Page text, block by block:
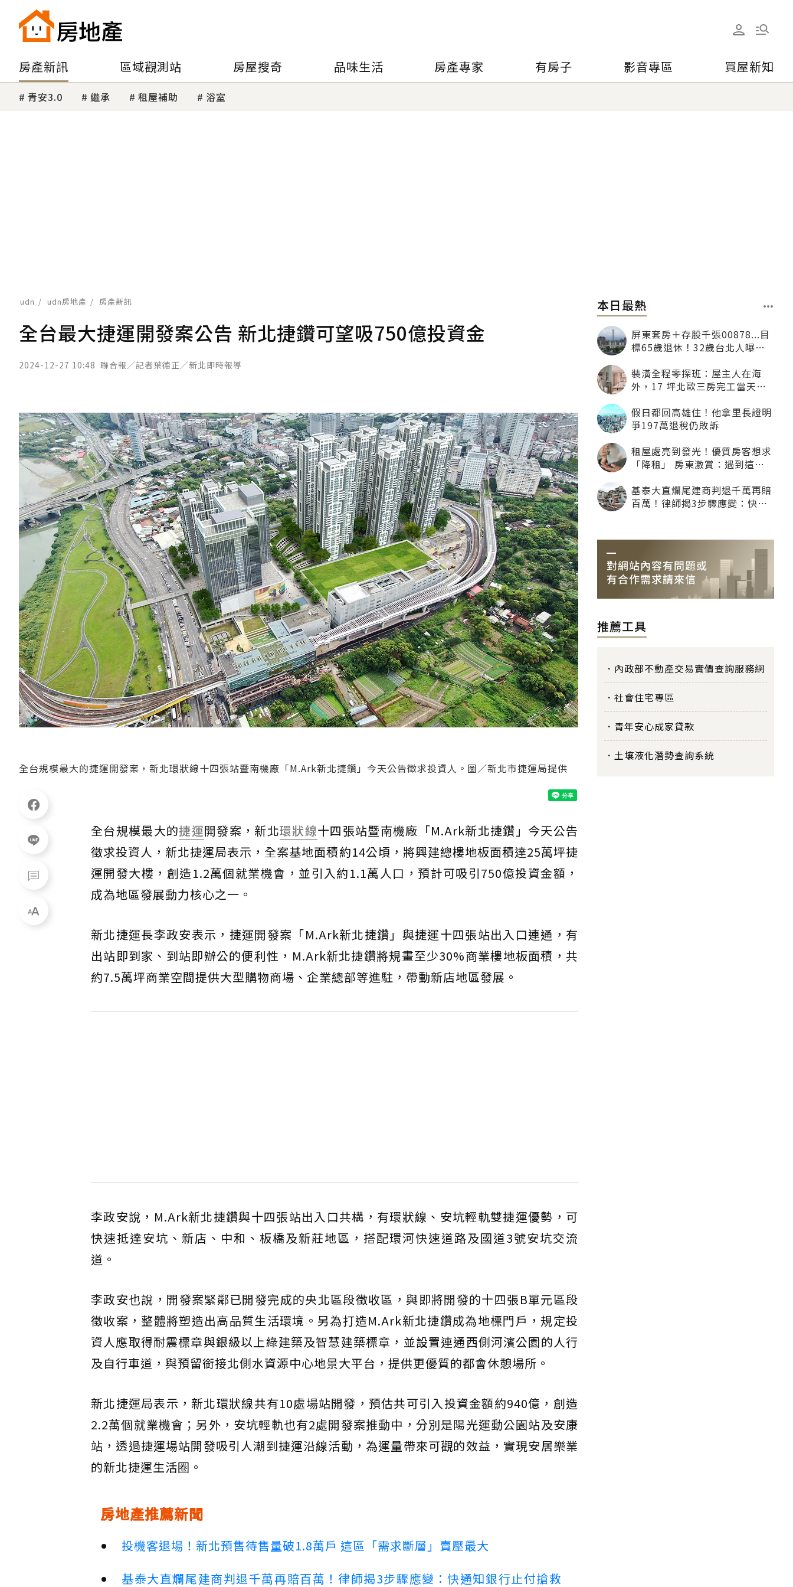
房產新訊 區域觀測站 房屋搜奇 品味生活 房產專家 有房子 影音專區 買屋新知
青安3.0 繼承 租屋補助 浴室
udn udn房地產 房產新訊
全台最大捷運開發案公告 新北捷鑽可望吸750億投資金
2024-12-27 10:48 聯合報／記者葉德正／新北即時報導
全台規模最大的捷運開發案，新北環狀線十四張站暨南機廠「M.Ark新北捷鑽」今天公告徵求投資人。圖／新北市捷運局提供
全台規模最大的捷運開發案，新北環狀線十四張站暨南機廠「M.Ark新北捷鑽」今天公告
徵求投資人，新北捷運局表示，全案基地面積約14公頃，將興建總樓地板面積達25萬坪捷
運開發大樓，創造1.2萬個就業機會，並引入約1.1萬人口，預計可吸引750億投資金額，
成為地區發展動力核心之一。
新北捷運長李政安表示，捷運開發案「M.Ark新北捷鑽」與捷運十四張站出入口連通，有
出站即到家、到站即辦公的便利性，M.Ark新北捷鑽將規畫至少30%商業樓地板面積，共
約7.5萬坪商業空間提供大型購物商場、企業總部等進駐，帶動新店地區發展。
李政安說，M.Ark新北捷鑽與十四張站出入口共構，有環狀線、安坑輕軌雙捷運優勢，可
快速抵達安坑、新店、中和、板橋及新莊地區，搭配環河快速道路及國道3號安坑交流
道。
李政安也說，開發案緊鄰已開發完成的央北區段徵收區，與即將開發的十四張B單元區段
徵收案，整體將塑造出高品質生活環境。另為打造M.Ark新北捷鑽成為地標門戶，規定投
資人應取得耐震標章與銀級以上綠建築及智慧建築標章，並設置連通西側河濱公園的人行
及自行車道，與預留銜接北側水資源中心地景大平台，提供更優質的都會休憩場所。
新北捷運局表示，新北環狀線共有10處場站開發，預估共可引入投資金額約940億，創造
2.2萬個就業機會；另外，安坑輕軌也有2處開發案推動中，分別是陽光運動公園站及安康
站，透過捷運場站開發吸引人潮到捷運沿線活動，為運量帶來可觀的效益，實現安居樂業
的新北捷運生活圈。
房地產推薦新聞
投機客退場！新北預售待售量破1.8萬戶 這區「需求斷層」賣壓最大
基泰大直爛尾建商判退千萬再賠百萬！律師揭3步驟應變：快通知銀行止付搶救
本日最熱
屏東套房＋存股千張00878...目
標65歲退休！32歲台北人曝：
裝潢全程零探班：屋主人在海
外，17 坪北歐三房完工當天才
假日都回高雄住！他拿里長證明
爭197萬退稅仍敗訴
租屋處亮到發光！優質房客想求
「降租」 房東激賞：遇到這種
基泰大直爛尾建商判退千萬再賠
百萬！律師揭3步驟應變：快通
推薦工具
內政部不動產交易實價查詢服務網
社會住宅專區
青年安心成家貸款
土壤液化潛勢查詢系統